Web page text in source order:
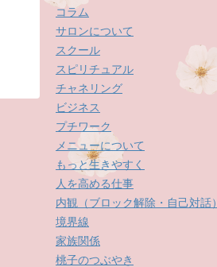
コラム
サロンについて
スクール
スピリチュアル
チャネリング
ビジネス
プチワーク
メニューについて
もっと生きやすく
人を高める仕事
内観（ブロック解除・自己対話）
境界線
家族関係
桃子のつぶやき